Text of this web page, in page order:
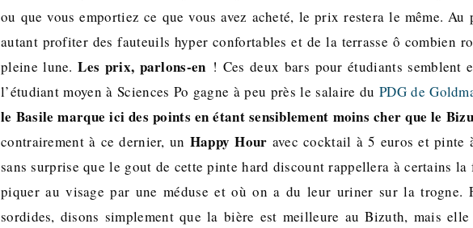
ou que vous emportiez ce que vous avez acheté, le prix restera le même.
autant profiter des fauteuils hyper confortables et de la terrasse ô combien
pleine lune.Les prix, parlons-en ! Ces deux bars pour étudiants semblent
l’étudiant moyen à Sciences Po gagne à peu près le salaire du PDG de
le Basile marque ici des points en étant sensiblement moins cher que le
contrairement à ce dernier, un Happy Hour avec cocktail à 5 euros et pinte
sans surprise que le gout de cette pinte hard discount rappellera à certains
piquer au visage par une méduse et où on a du leur uriner sur la trogne.
sordides, disons simplement que la bière est meilleure au Bizuth, mais elle